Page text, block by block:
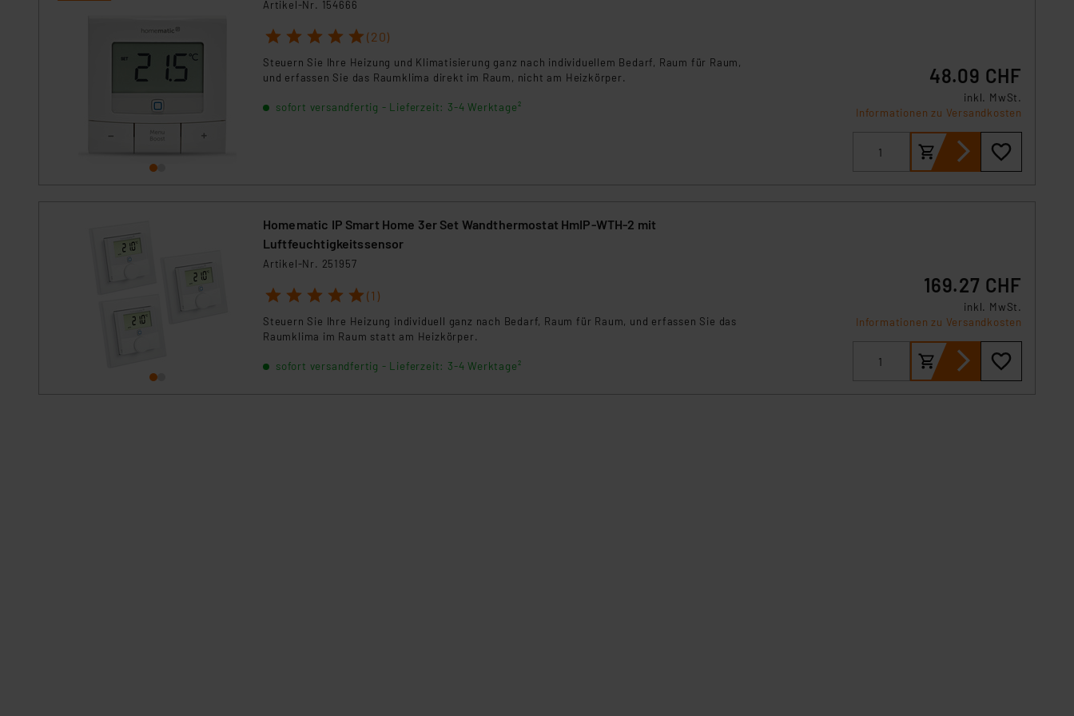
Artikel-Nr. 154666
1 2 3 4 5 (20)
Steuern Sie Ihre Heizung und Klimatisierung ganz nach individuellem Bedarf, Raum für Raum,
und erfassen Sie das Raumklima direkt im Raum, nicht am Heizkörper.
sofort versandfertig - Lieferzeit: 3-4 Werktage²
48.09 CHF
inkl. MwSt.
Informationen zu Versandkosten
Homematic IP Smart Home 3er Set Wandthermostat HmIP-WTH-2 mit
Luftfeuchtigkeitssensor
Artikel-Nr. 251957
1 2 3 4 5 (1)
Steuern Sie Ihre Heizung individuell ganz nach Bedarf, Raum für Raum, und erfassen Sie das
Raumklima im Raum statt am Heizkörper.
sofort versandfertig - Lieferzeit: 3-4 Werktage²
169.27 CHF
inkl. MwSt.
Informationen zu Versandkosten